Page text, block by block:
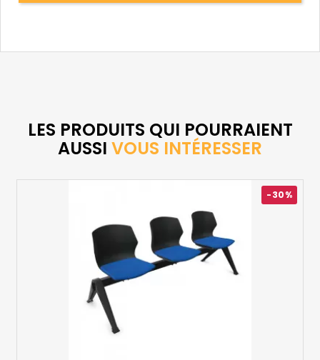
LES PRODUITS QUI POURRAIENT
AUSSI VOUS INTÉRESSER
-30%